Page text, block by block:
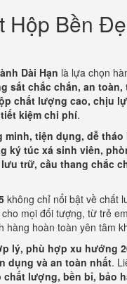
Hộp Bền
Dài Hạn là lựa chọn
sắt chắc chắn, an
chất lượng cao, chịu
kiệm chi phí.
minh, tiện dụng, dễ tháo
ký túc xá sinh viên,
trữ, cầu thang chắc
không chỉ nổi bật về chất
mọi đối tượng, từ trẻ
hàng hoàn toàn yên tâm
lý, phù hợp xu hướng
dụng và an toàn nhất.
lượng, bền bỉ, bảo